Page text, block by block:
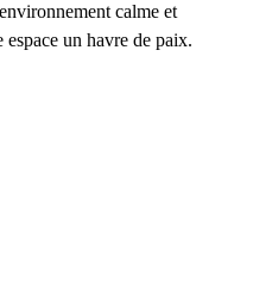
calme et
un havre de paix.